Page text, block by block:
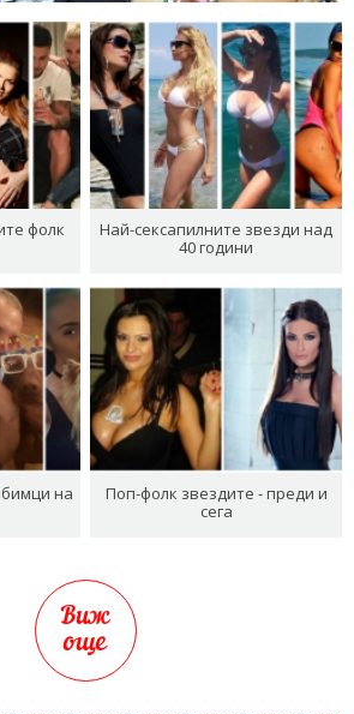
фолк
Най-сексапилните звезди над
40 години
на
Поп-фолк звездите - преди и
сега
Виж
още